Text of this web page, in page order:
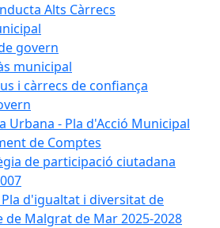
Alts Càrrecs
govern
municipal
i càrrecs de confiança
Urbana - Pla d'Acció Municipal
de Comptes
de participació ciutadana
d'igualtat i diversitat de
de Malgrat de Mar 2025-2028